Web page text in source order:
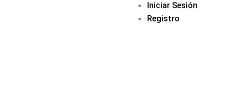
Iniciar Sesión
Registro